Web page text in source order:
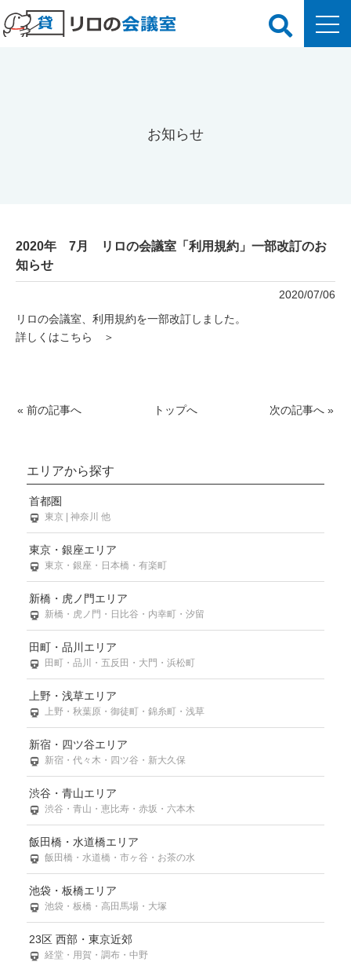
お知らせ
2020年 7月 リロの会議室「利用規約」一部改訂のお
知らせ
2020/07/06
リロの会議室、利用規約を一部改訂しました。
詳しくはこちら ＞
« 前の記事へ トップへ 次の記事へ »
エリアから探す
首都圏
東京 | 神奈川 他
東京・銀座エリア
東京・銀座・日本橋・有楽町
新橋・虎ノ門エリア
新橋・虎ノ門・日比谷・内幸町・汐留
田町・品川エリア
田町・品川・五反田・大門・浜松町
上野・浅草エリア
上野・秋葉原・御徒町・錦糸町・浅草
新宿・四ツ谷エリア
新宿・代々木・四ツ谷・新大久保
渋谷・青山エリア
渋谷・青山・恵比寿・赤坂・六本木
飯田橋・水道橋エリア
飯田橋・水道橋・市ヶ谷・お茶の水
池袋・板橋エリア
池袋・板橋・高田馬場・大塚
23区 西部・東京近郊
経堂・用賀・調布・中野